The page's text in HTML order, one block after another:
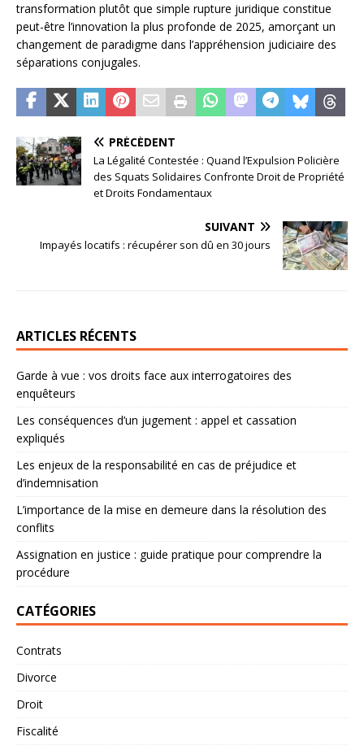
transformation plutôt que simple rupture juridique constitue
peut-être l’innovation la plus profonde de 2025, amorçant un
changement de paradigme dans l’appréhension judiciaire des
séparations conjugales.
PRÉCÉDENT
La Légalité Contestée : Quand l’Expulsion Policière
des Squats Solidaires Confronte Droit de Propriété
et Droits Fondamentaux
SUIVANT
Impayés locatifs : récupérer son dû en 30 jours
ARTICLES RÉCENTS
Garde à vue : vos droits face aux interrogatoires des
enquêteurs
Les conséquences d’un jugement : appel et cassation
expliqués
Les enjeux de la responsabilité en cas de préjudice et
d’indemnisation
L’importance de la mise en demeure dans la résolution des
conflits
Assignation en justice : guide pratique pour comprendre la
procédure
CATÉGORIES
Contrats
Divorce
Droit
Fiscalité